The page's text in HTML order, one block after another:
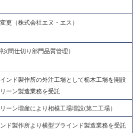
更（株式会社エヌ・エス）
(間仕切り部門品質管理）
ンド製作所の外注工場として栃木工場を開設
ーン製造業務を受託
ーン増産により相模工場増設(第二工場）
ド製作所より横型ブラインド製造業務を受託